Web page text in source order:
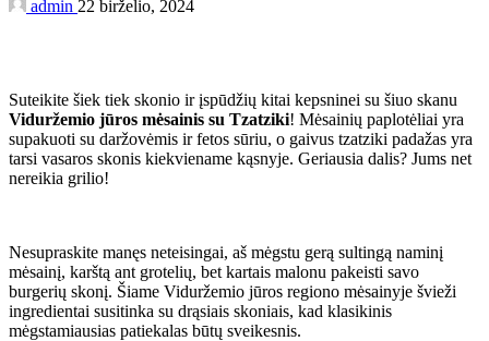
admin 22 birželio, 2024
Suteikite šiek tiek skonio ir įspūdžių kitai kepsninei su šiuo skanu
Viduržemio jūros mėsainis su Tzatziki! Mėsainių paplotėliai yra
supakuoti su daržovėmis ir fetos sūriu, o gaivus tzatziki padažas yra
tarsi vasaros skonis kiekviename kąsnyje. Geriausia dalis? Jums net
nereikia grilio!
Nesupraskite manęs neteisingai, aš mėgstu gerą sultingą naminį
mėsainį, karštą ant grotelių, bet kartais malonu pakeisti savo
burgerių skonį. Šiame Viduržemio jūros regiono mėsainyje švieži
ingredientai susitinka su drąsiais skoniais, kad klasikinis
mėgstamiausias patiekalas būtų sveikesnis.